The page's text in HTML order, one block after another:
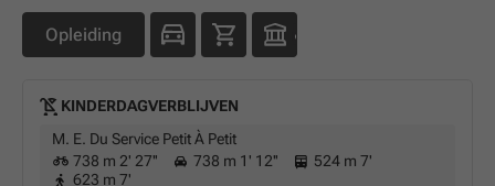
Opleiding
KINDERDAGVERBLIJVEN
M. E. Du Service Petit À Petit
738 m 2' 27''
738 m 1' 12''
524 m 7'
623 m 7'